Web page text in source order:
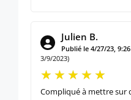
Julien B.
Publié le 4/27/23,
3/9/2023)
Compliqué à mettre sur